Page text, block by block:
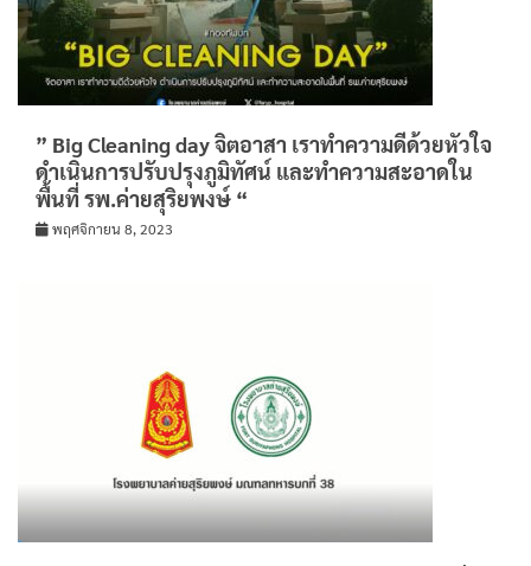
” Big Cleaning day จิตอาสา เราทำความดีด้วยหัวใจ
ดำเนินการปรับปรุงภูมิทัศน์ และทำความสะอาดใน
พื้นที่ รพ.ค่ายสุริยพงษ์ “
พฤศจิกายน 8, 2023